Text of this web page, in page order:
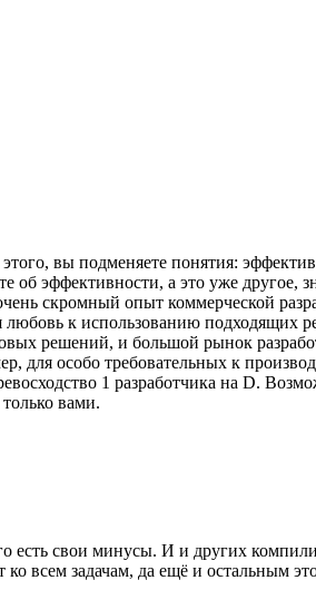
вы подменяете понятия:
эффективности, а это уже другое,
скромный опыт коммерческой
к использованию подходящих
решений, и большой рынок
для особо требовательных к
1 разработчика на D.
вами.
есть свои минусы. И и других
всем задачам, да ещё и остальным